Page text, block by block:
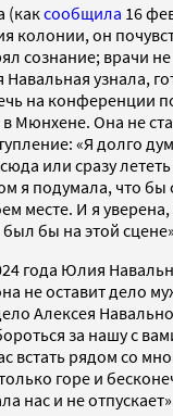
(каксообщила 16
колонии, он
сознание; врачи
узнала,
на конференции
Мюнхене. Она не
«Я долго
или сразу
я подумала, что бы
месте. И я
бы на этой
года Юлия
не оставит дело
Алексея
за нашу с
встать рядом со
горе и
нас и не